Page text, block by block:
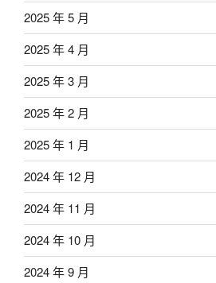
2025 年 5 月
2025 年 4 月
2025 年 3 月
2025 年 2 月
2025 年 1 月
2024 年 12 月
2024 年 11 月
2024 年 10 月
2024 年 9 月